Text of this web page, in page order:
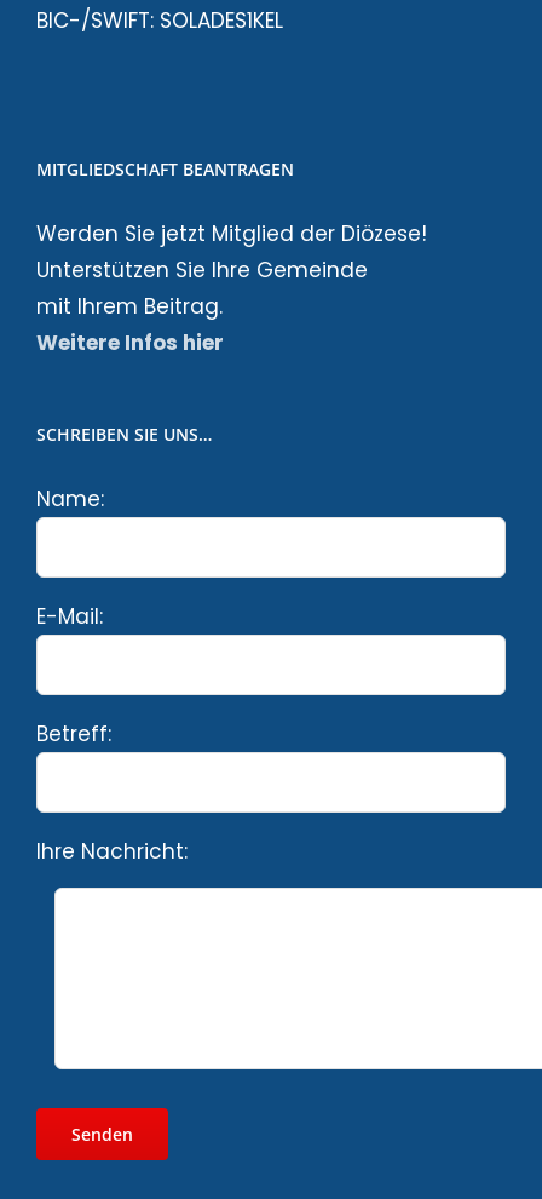
BIC-/SWIFT: SOLADES1KEL
MITGLIEDSCHAFT BEANTRAGEN
Werden Sie jetzt Mitglied der Diözese!
Unterstützen Sie Ihre Gemeinde
mit Ihrem Beitrag.
Weitere Infos hier
SCHREIBEN SIE UNS…
Name:
E-Mail:
Betreff:
Ihre Nachricht: